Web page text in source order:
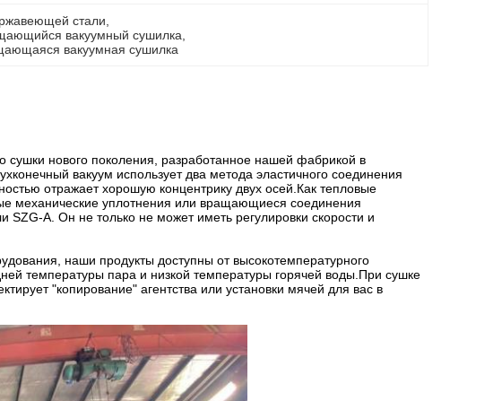
стали
вакуумный сушилка
вакуумная сушилка
сушки нового поколения, разработанное нашей фабрикой в
вакуум использует два метода эластичного соединения
отражает хорошую концентрику двух осей.Как тепловые
механические уплотнения или вращающиеся соединения
SZG-A. Он не только не может иметь регулировки скорости и
наши продукты доступны от высокотемпературного
температуры пара и низкой температуры горячей воды.При сушке
"копирование" агентства или установки мячей для вас в